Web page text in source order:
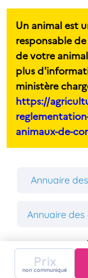
Prix
non communiqué
Un animal est
responsable
de votre
plus
ministère
https://
animaux-de-
Annuaire
Annuaire